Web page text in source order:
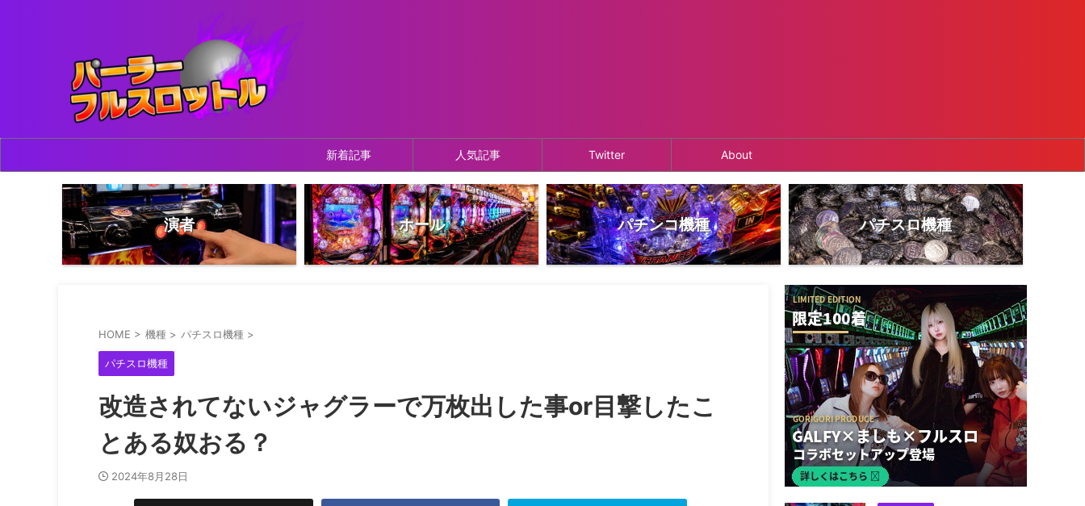
新着記事 人気記事 Twitter About
演者 ホール パチンコ機種 パチスロ機種
HOME > 機種 > パチスロ機種 >
パチスロ機種
改造されてないジャグラーで万枚出した事or目撃したこ
とある奴おる？
2024年8月28日